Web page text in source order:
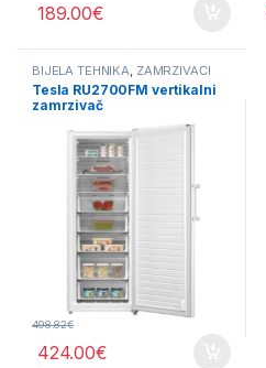
189.00€
BIJELA TEHNIKA ZAMRZIVAČI
Tesla RU2700FM vertikalni
zamrzivač
498.82€
424.00€